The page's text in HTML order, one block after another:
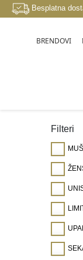
Besplatna
BRENDOVI
Filteri